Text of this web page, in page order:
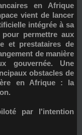
vient de lancer
intégrée à sa
permettre aux
et prestataires de
de manière
gouvernée. Une
obstacles de
en Afrique : la
par l'intention